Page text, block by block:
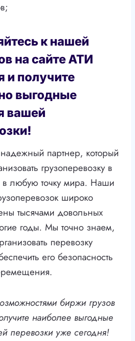
к нашей
на сайте АТИ
и получите
выгодные
вашей
партнер, который
грузоперевозку в
любую точку мира. Наши
широко
тысячами довольных
годы. Мы точно знаем,
перевозку
его безопасность
биржи грузов
наиболее выгодные
перевозки уже сегодня!